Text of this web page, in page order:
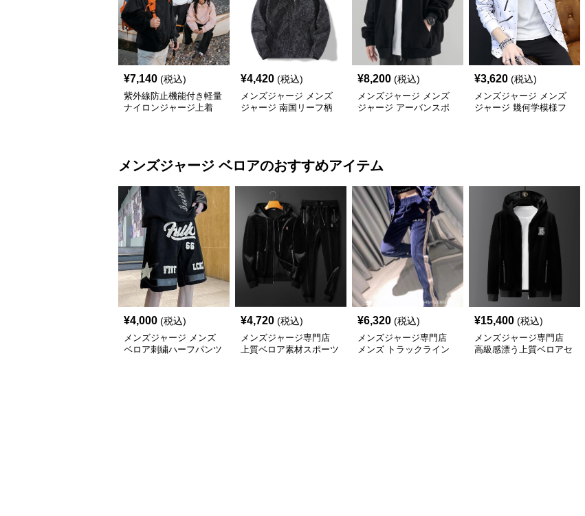
¥7,140 (税込)
紫外線防止機能付き軽量
ナイロンジャージ上着
¥4,420 (税込)
メンズジャージ メンズ
ジャージ 南国リーフ柄
¥8,200 (税込)
メンズジャージ メンズ
ジャージ アーバンスポ
¥3,620 (税込)
メンズジャージ メンズ
ジャージ 幾何学模様フ
メンズジャージ ベロアのおすすめアイテム
¥4,000 (税込)
メンズジャージ メンズ
ベロア刺繍ハーフパンツ
¥4,720 (税込)
メンズジャージ専門店
上質ベロア素材スポーツ
¥6,320 (税込)
メンズジャージ専門店
メンズ トラックライン
¥15,400 (税込)
メンズジャージ専門店
高級感漂う上質ベロアセ